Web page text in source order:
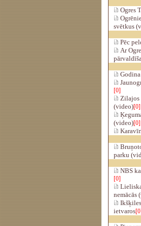
Ogres
svētkus
Pēc
Ar
[0]
Zilajos
(video)[0]
(video)[0]
parku
NBS
[0]
nemācās
ietvaros